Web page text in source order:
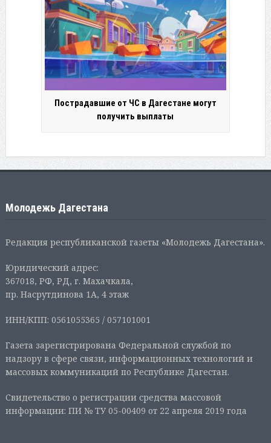
Пострадавшие от ЧС в Дагестане могут
получить выплаты
Молодежь Дагестана
Редакция республиканской газеты «Молодежь Дагестана».
Юридический адрес:
367018, РФ, РД, г. Махачкала,
пр. Насрутдинова 1А, 4 этаж
ИНН/КПП: 0561055365 / 057101001
Газета зарегистрирована Федеральной службой по
надзору в сфере связи, информационных технологий и
массовых коммуникаций по Республике Дагестан.
Свидетельство о регистрации средства массовой
информации: ПИ № ТУ 05-00409 от 22 апреля 2019 года